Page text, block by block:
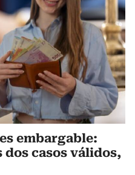
embargable:
dos casos válidos,